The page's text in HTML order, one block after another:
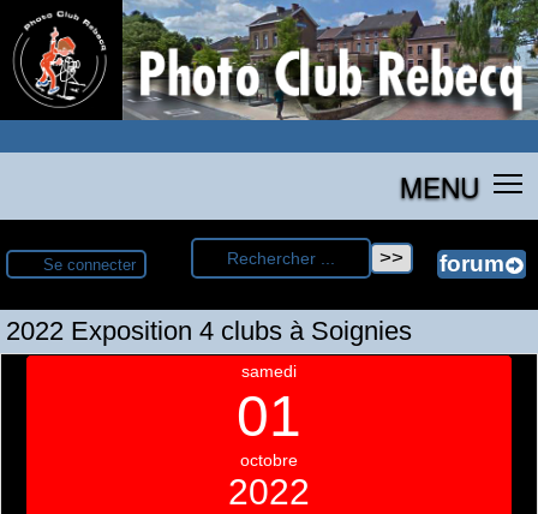
MENU
Se connecter
2022 Exposition 4 clubs à Soignies
samedi
01
octobre
2022